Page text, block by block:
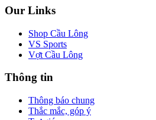
Our Links
Shop Cầu Lông
VS Sports
Vợt Cầu Lông
Thông tin
Thông báo chung
Thắc mắc, góp ý